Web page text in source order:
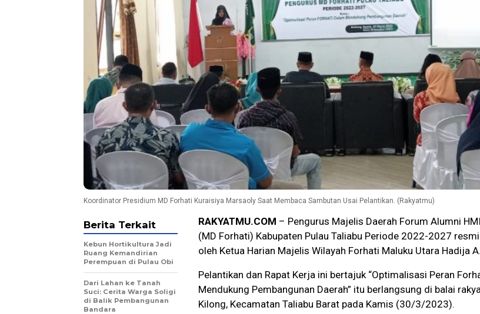
Koordinator Presidium MD Forhati Kuraisiya Marsaoly Saat Membaca Sambutan Usai Pelantikan. (Rakyatmu)
RAKYATMU.COM – Pengurus Majelis Daerah Forum Alumni
(MD Forhati) Kabupaten Pulau Taliabu Periode 2022-2027
oleh Ketua Harian Majelis Wilayah Forhati Maluku Utara Hadija
Pelantikan dan Rapat Kerja ini bertajuk “Optimalisasi Peran
Mendukung Pembangunan Daerah” itu berlangsung di balai
Kilong, Kecamatan Taliabu Barat pada Kamis (30/3/2023).
Berita Terkait
Kebun Hortikultura Jadi
Ruang Kemandirian
Perempuan di Pulau Obi
Dari Lahan ke Tanah
Suci: Cerita Warga Soligi
di Balik Pembangunan
Bandara